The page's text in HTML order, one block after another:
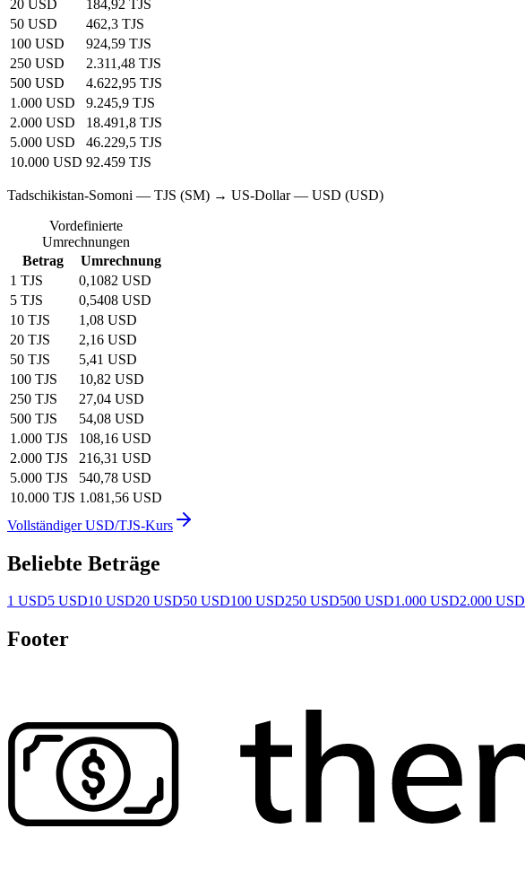
20 USD
184,92 TJS
50 USD
462,3 TJS
100 USD
924,59 TJS
250 USD
2.311,48 TJS
500 USD
4.622,95 TJS
1.000 USD
9.245,9 TJS
2.000 USD
18.491,8 TJS
5.000 USD
46.229,5 TJS
10.000 USD 92.459 TJS
Tadschikistan-Somoni — TJS (SM) → US-Dollar — USD (USD)
Vordefinierte
Umrechnungen
Betrag
Umrechnung
1 TJS
0,1082 USD
5 TJS
0,5408 USD
10 TJS
1,08 USD
20 TJS
2,16 USD
50 TJS
5,41 USD
100 TJS
10,82 USD
250 TJS
27,04 USD
500 TJS
54,08 USD
1.000 TJS
108,16 USD
2.000 TJS
216,31 USD
5.000 TJS
540,78 USD
10.000 TJS 1.081,56 USD
Vollständiger USD/TJS-Kurs
Beliebte Beträge
1 USD5 USD10 USD20 USD50 USD100 USD250 USD500 USD1.000 USD2.000 USD
Footer